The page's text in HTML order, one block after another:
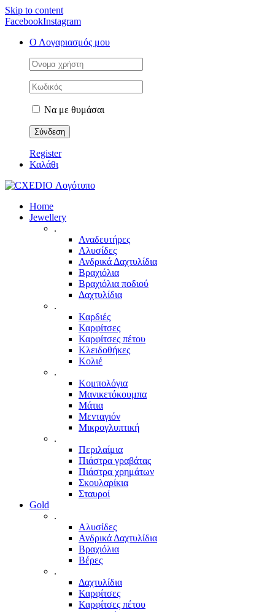
Skip to content
FacebookInstagram
Ο Λογαριασμός μου
Να με θυμάσαι
Register
Καλάθι
Home
Jewellery
.
Αναδευτήρες
Αλυσίδες
Ανδρικά Δαχτυλίδια
Βραχιόλια
Βραχιόλια ποδιού
Δαχτυλίδια
.
Καρδιές
Καρφίτσες
Καρφίτσες πέτου
Κλειδοθήκες
Κολιέ
.
Κομπολόγια
Μανικετόκουμπα
Μάτια
Μενταγιόν
Μικρογλυπτική
.
Περιλαίμια
Πιάστρα γραβάτας
Πιάστρα χρημάτων
Σκουλαρίκια
Σταυροί
Gold
.
Αλυσίδες
Ανδρικά Δαχτυλίδια
Βραχιόλια
Βέρες
.
Δαχτυλίδια
Καρφίτσες
Καρφίτσες πέτου